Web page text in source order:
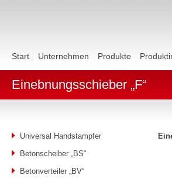
Start Unternehmen Produkte
Einebnungsschieber „F“
Universal Handstampfer
Betonscheiber „BS“
Betonverteiler „BV“